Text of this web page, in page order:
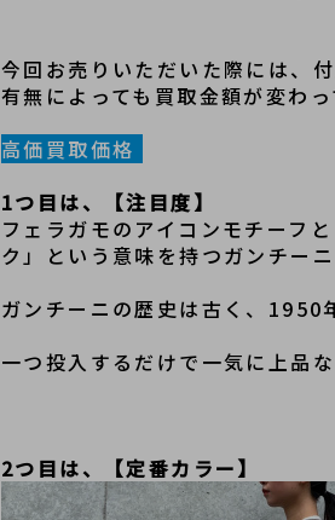
今回お売りいただいた際には、
有無によっても買取金額が変わ
高価買取価格
1つ目は、【注目度】
フェラガモのアイコンモチーフ
ク」という意味を持つガンチー
ガンチーニの歴史は古く、1950
一つ投入するだけで一気に上品
2つ目は、【定番カラー】